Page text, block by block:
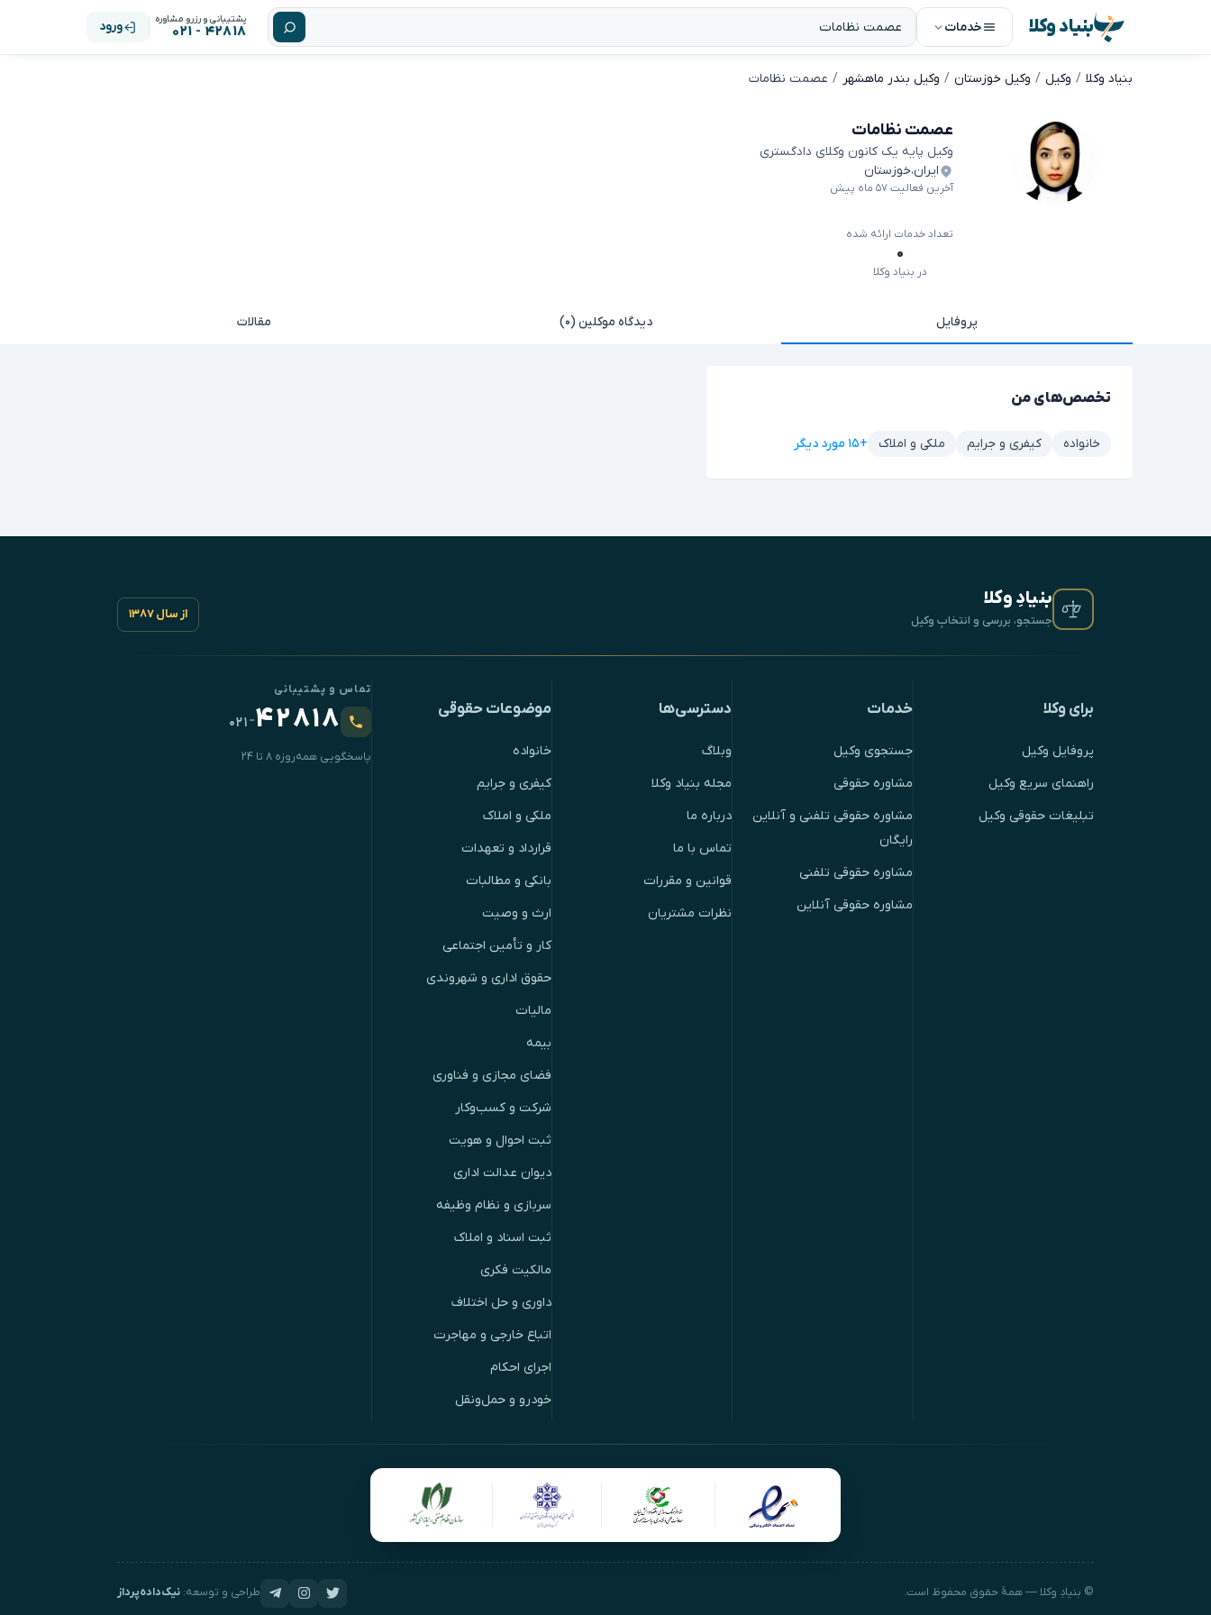
بنیاد وکلا خدمات پشتیبانی و رزرو مشاوره
۴۲۸۱۸ - ۰۲۱ ورود
بنیاد وکلا وکیل وکیل خوزستان وکیل بندر ماهشهر عصمت نظامات
عصمت نظامات
وکیل پایه یک کانون وکلای دادگستری
ایران،خوزستان
آخرین فعالیت ۵۷ ماه پیش
تعداد خدمات ارائه شده
۰
در بنیاد وکلا
پروفایل دیدگاه موکلین (۰) مقالات
تخصص‌های من
خانواده کیفری و جرایم ملکی و املاک +۱۵ مورد دیگر
بنیادِ وکلا
جستجو، بررسی و انتخابِ وکیل از سال ۱۳۸۷
برای وکلا
پروفایل وکیل
راهنمای سریع وکیل
تبلیغات حقوقی وکیل
خدمات
جستجوی وکیل
مشاوره حقوقی
مشاوره حقوقی تلفنی و آنلاین
رایگان
مشاوره حقوقی تلفنی
مشاوره حقوقی آنلاین
دسترسی‌ها
وبلاگ
مجله بنیاد وکلا
درباره ما
تماس با ما
قوانین و مقررات
نظرات مشتریان
موضوعات حقوقی
خانواده
کیفری و جرایم
ملکی و املاک
قرارداد و تعهدات
بانکی و مطالبات
ارث و وصیت
کار و تأمین اجتماعی
حقوق اداری و شهروندی
مالیات
بیمه
فضای مجازی و فناوری
شرکت و کسب‌وکار
ثبت احوال و هویت
دیوان عدالت اداری
سربازی و نظام وظیفه
ثبت اسناد و املاک
مالکیت فکری
داوری و حل اختلاف
اتباع خارجی و مهاجرت
اجرای احکام
خودرو و حمل‌ونقل
تماس و پشتیبانی
۴۲۸۱۸-۰۲۱
پاسخگویی همه‌روزه ۸ تا ۲۴
© بنیادِ وکلا — همهٔ حقوق محفوظ است. طراحی و توسعه: نیک‌داده‌پرداز